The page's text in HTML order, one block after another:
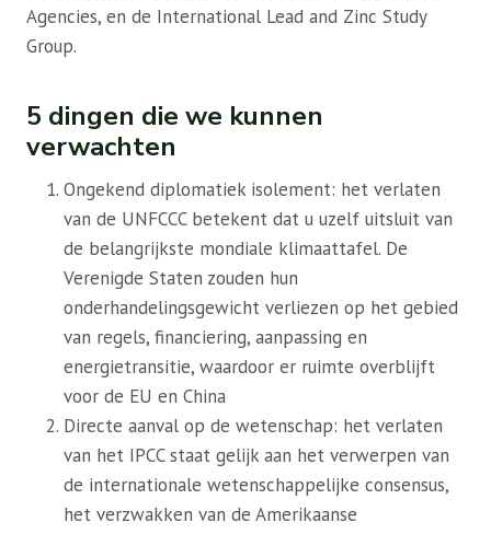
Agencies, en de International Lead and Zinc Study
Group.
5 dingen die we kunnen
verwachten
Ongekend diplomatiek isolement: het verlaten
van de UNFCCC betekent dat u uzelf uitsluit van
de belangrijkste mondiale klimaattafel. De
Verenigde Staten zouden hun
onderhandelingsgewicht verliezen op het gebied
van regels, financiering, aanpassing en
energietransitie, waardoor er ruimte overblijft
voor de EU en China
Directe aanval op de wetenschap: het verlaten
van het IPCC staat gelijk aan het verwerpen van
de internationale wetenschappelijke consensus,
het verzwakken van de Amerikaanse